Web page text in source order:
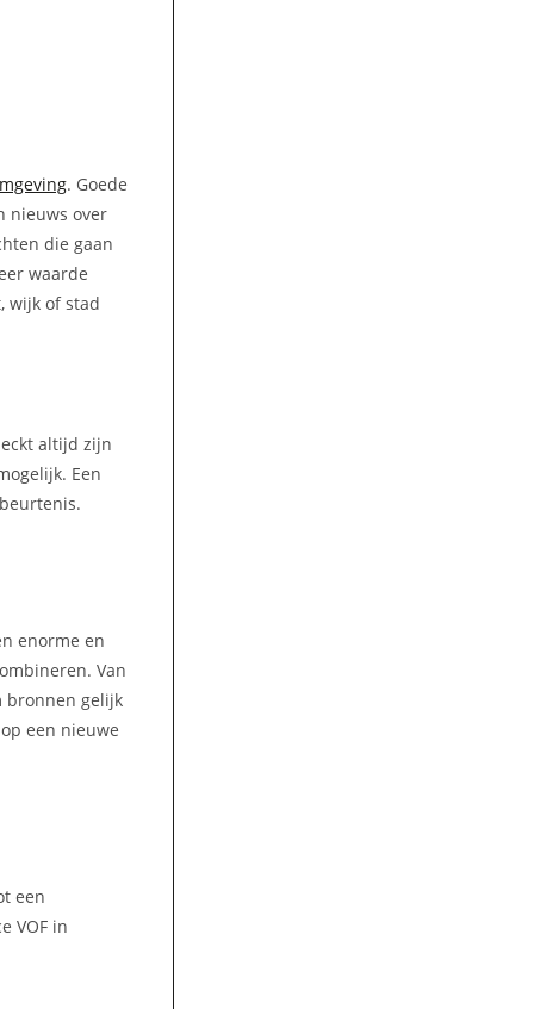
. Goede
nieuws over
die gaan
waarde
wijk of stad
altijd zijn
Een
enorme en
Van
bronnen gelijk
een nieuwe
een
VOF in